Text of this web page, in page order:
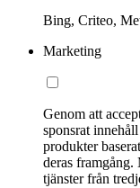
Bing, Criteo,
Marketing
Genom att
sponsrat
produkter
deras
tjänster från